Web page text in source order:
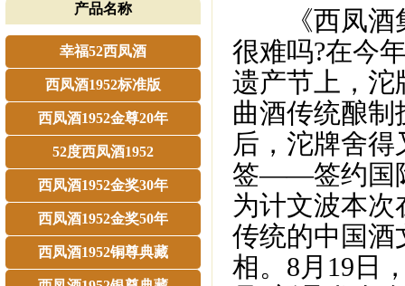
产品名称
幸福52西凤酒
西凤酒1952标准版
西凤酒1952金尊20年
52度西凤酒1952
西凤酒1952金奖30年
西凤酒1952金奖50年
西凤酒1952铜尊典藏
《西凤酒集
很难吗?在今
遗产节上，沱
曲酒传统酿制
后，沱牌舍
签——签约国
为计文波本
传统的中国酒
相。8月19日